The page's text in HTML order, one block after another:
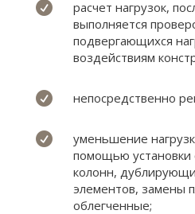

расчет нагрузок,
выполняется
подвергающихся
воздействиям
 непосредственно

уменьшение
помощью установки
колонн,
элементов, замены
облегченные;